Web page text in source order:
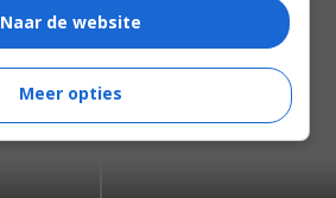
Naar de website
Meer opties